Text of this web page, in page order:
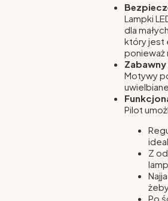
Lampki
dla
który jest
ponieważ
Motywy
Pilot
Z
Po